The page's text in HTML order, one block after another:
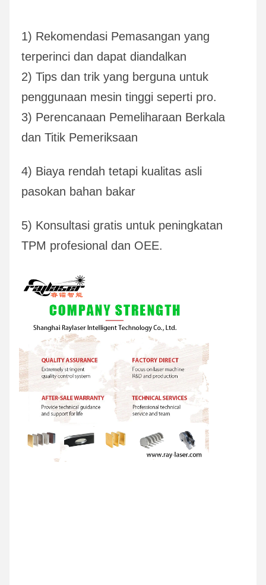
1) Rekomendasi Pemasangan yang
terperinci dan dapat diandalkan
2) Tips dan trik yang berguna untuk
penggunaan mesin tinggi seperti pro.
3) Perencanaan Pemeliharaan Berkala
dan Titik Pemeriksaan
4) Biaya rendah tetapi kualitas asli
pasokan bahan bakar
5) Konsultasi gratis untuk peningkatan
TPM profesional dan OEE.